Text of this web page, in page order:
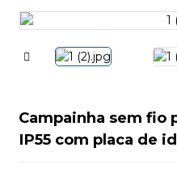
Campainha sem fio
IP55 com placa de